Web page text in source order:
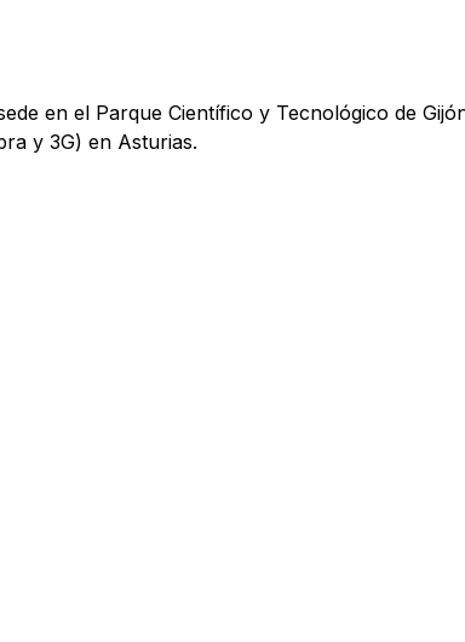
en el Parque Científico y Tecnológico de
y 3G) en Asturias.